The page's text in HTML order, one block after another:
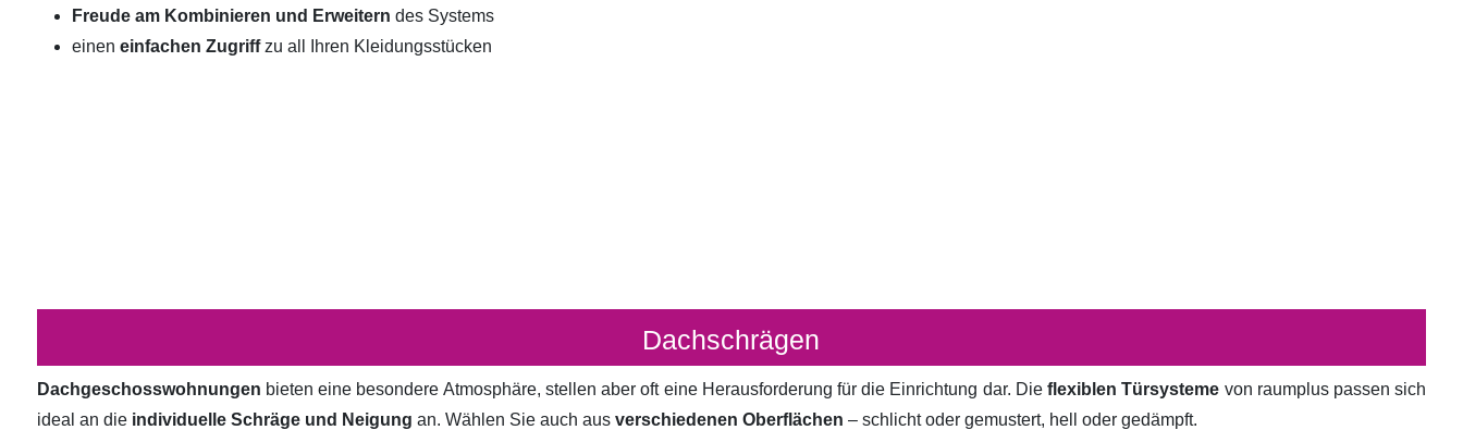
Freude am Kombinieren und Erweitern des Systems
einen einfachen Zugriffzu all Ihren Kleidungsstücken
Dachschrägen
Dachgeschosswohnungen bieten eine besondere Atmosphäre, stellen aber oft eine Herausforderung für die Einrichtung dar. Dieflexiblen Türsysteme von raumplus passen sich
ideal an die individuelle Schräge und Neigung an. Wählen Sie auch aus verschiedenen Oberflächen – schlicht oder gemustert, hell oder gedämpft.